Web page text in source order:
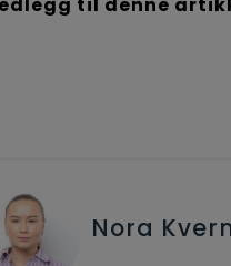
til denne
Nora